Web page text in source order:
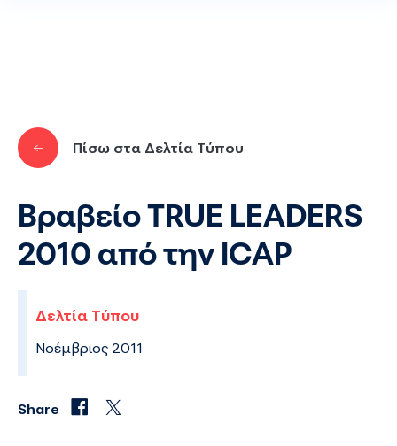
Πίσω στα Δελτία Τύπου
Βραβείο TRUE LEADERS
2010 από την ICAP
Δελτία Τύπου
Νοέμβριος 2011
Share